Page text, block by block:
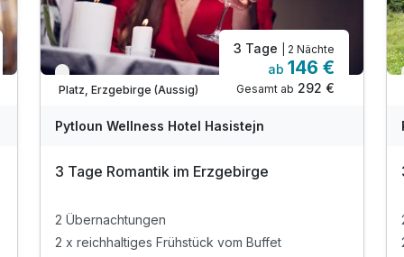
Verfügbar bis Dezember
Platz, Erzgebirge (Aussig)
3 Tage | 2 Nächte
ab 146 €
Gesamt ab 292 €
Pytloun Wellness Hotel Hasistejn
3 Tage Romantik im Erzgebirge
2 Übernachtungen
2 x reichhaltiges Frühstück vom Buffet